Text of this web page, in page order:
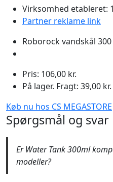
Virksomhed etableret:
Partner reklame link
Roborock vandskål
Pris: 106,00 kr.
På lager. Fragt: 39,00
Køb nu hos CS MEGASTORE
Spørgsmål og svar
Er Water Tank 300ml
modeller?